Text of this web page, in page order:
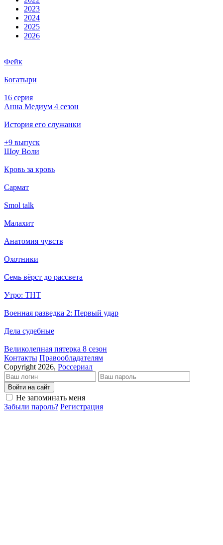
2023
2024
2025
2026
Фейк
Богатыри
16 серия
Анна Медиум 4 сезон
История его служанки
+9 выпуск
Шоу Воли
Кровь за кровь
Сармат
Smol talk
Малахит
Анатомия чувств
Охотники
Семь вёрст до рассвета
Утро: ТНТ
Военная разведка 2: Первый удар
Дела судебные
Великолепная пятерка 8 сезон
Кон­так­ты Пра­во­об­ла­да­те­лям
Copyright 2026, Россериал
Войти на сайт
Не запоминать меня
Забыли пароль? Регистрация